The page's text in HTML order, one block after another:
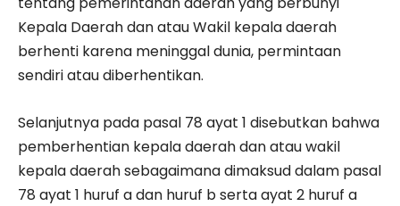
Kepala Daerah dan atau Wakil kepala daerah
berhenti karena meninggal dunia, permintaan
sendiri atau diberhentikan.
Selanjutnya pada pasal 78 ayat 1 disebutkan bahwa
pemberhentian kepala daerah dan atau wakil
kepala daerah sebagaimana dimaksud dalam pasal
78 ayat 1 huruf a dan huruf b serta ayat 2 huruf a